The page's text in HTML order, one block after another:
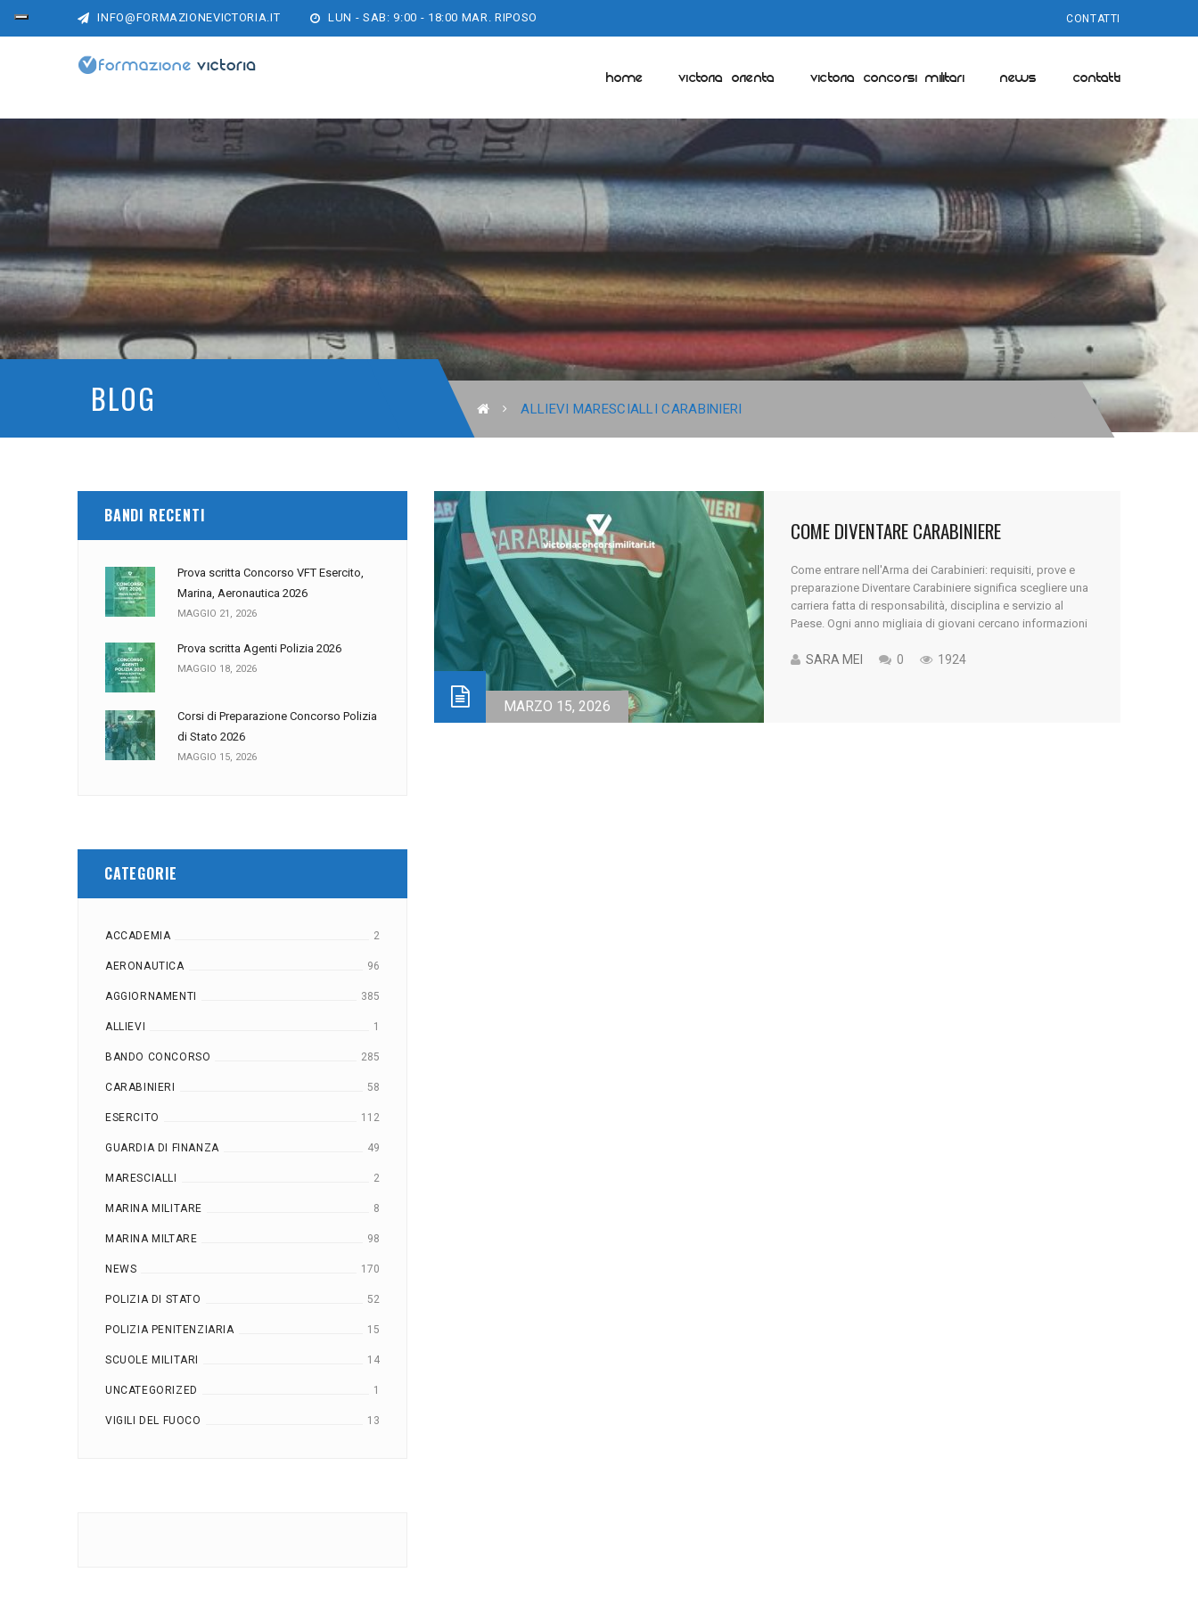
INFO@FORMAZIONEVICTORIA.IT LUN - SAB: 9:00 - 18:00 MAR. RIPOSO CONTATTI
HOME VICTORIA ORIENTA VICTORIA CONCORSI MILITARI NEWS CONTATTI
BLOG ALLIEVI MARESCIALLI CARABINIERI
BANDI RECENTI
Prova scritta Concorso VFT Esercito,
Marina, Aeronautica 2026
MAGGIO 21, 2026
Prova scritta Agenti Polizia 2026
MAGGIO 18, 2026
Corsi di Preparazione Concorso Polizia
di Stato 2026
MAGGIO 15, 2026
CATEGORIE
ACCADEMIA 2
AERONAUTICA 96
AGGIORNAMENTI 385
ALLIEVI 1
BANDO CONCORSO 285
CARABINIERI 58
ESERCITO 112
GUARDIA DI FINANZA 49
MARESCIALLI 2
MARINA MILITARE 8
MARINA MILTARE 98
NEWS 170
POLIZIA DI STATO 52
POLIZIA PENITENZIARIA 15
SCUOLE MILITARI 14
UNCATEGORIZED 1
VIGILI DEL FUOCO 13
MARZO 15, 2026
COME DIVENTARE CARABINIERE
Come entrare nell'Arma dei Carabinieri: requisiti, prove e
preparazione Diventare Carabiniere significa scegliere una
carriera fatta di responsabilità, disciplina e servizio al
Paese. Ogni anno migliaia di giovani cercano informazioni
richiesti e come funzionino le selezioni dell’Arma dei
SARA MEI 0 1924